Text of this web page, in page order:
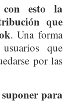
esto la
que
. Una forma
que
por las
para